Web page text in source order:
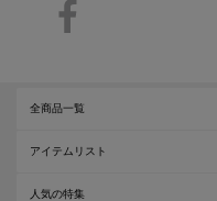
全商品一覧
アイテムリスト
人気の特集